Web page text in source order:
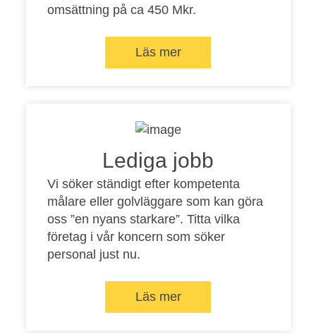
omsättning på ca 450 Mkr.
Läs mer
Lediga jobb
Vi söker ständigt efter kompetenta
målare eller golvläggare som kan göra
oss ”en nyans starkare”. Titta vilka
företag i vår koncern som söker
personal just nu.
Läs mer